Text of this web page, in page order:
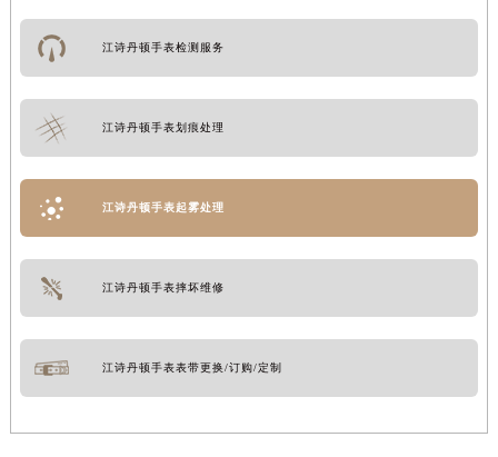
江诗丹顿手表检测服务
江诗丹顿手表划痕处理
江诗丹顿手表起雾处理
江诗丹顿手表摔坏维修
江诗丹顿手表表带更换/订购/定制